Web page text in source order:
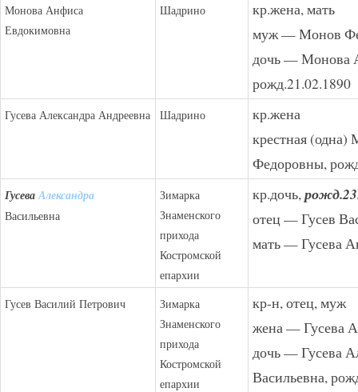
Монова Анфиса
Евдокимовна
Шадрино
кр.жена, мать
муж — Монов
дочь — Монова
рожд.21.02.1890
Гусева Александра Андреевна Шадрино
кр.жена
крестная
Федоровны,
ГусеваАлександра
Васильевна
Зимарка
Знаменского
прихода
Костромской
епархии
кр.дочь,
отец — Гусев
мать — Гусева
Гусев Василий Петрович
Зимарка
Знаменского
прихода
Костромской
епархии
кр-н, отец, муж
жена — Гусева
дочь — Гусева
Васильевна,